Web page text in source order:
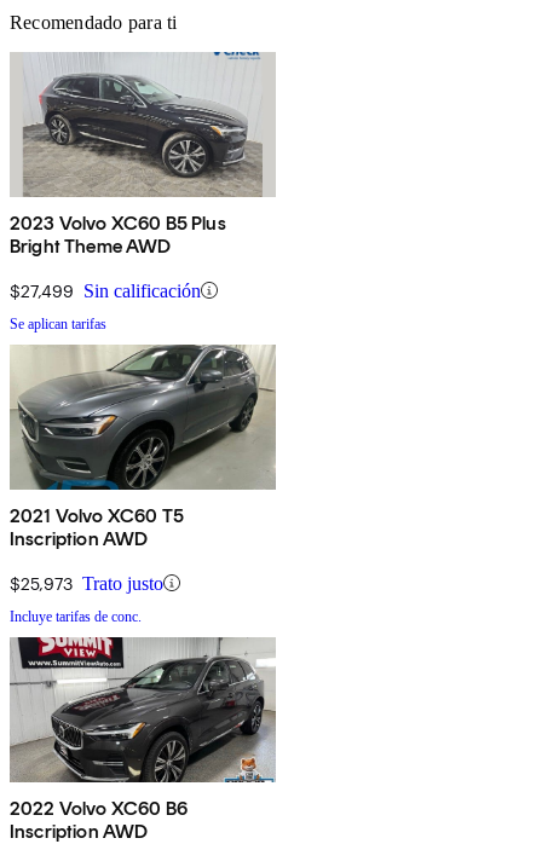
Recomendado para ti
2023 Volvo XC60 B5 Plus
Bright Theme AWD
$27,499 Sin calificación
Se aplican tarifas
2021 Volvo XC60 T5
Inscription AWD
$25,973 Trato justo
Incluye tarifas de conc.
2022 Volvo XC60 B6
Inscription AWD